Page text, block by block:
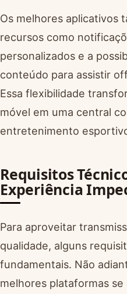
Os melhores aplicativos
recursos como
personalizados e a
conteúdo para assistir
Essa flexibilidade
móvel em uma central
entretenimento
Requisitos
Experiência
Para aproveitar
qualidade, alguns
fundamentais. Não
melhores plataformas